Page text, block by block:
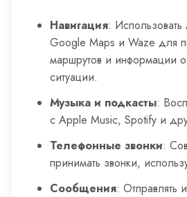
Навигация:
Google Maps и Waze для
маршрутов и информации
ситуации.
Музыка и подкасты:
с Apple Music, Spotify и
Телефонные звонки:
принимать звонки,
Сообщения: Отправлять